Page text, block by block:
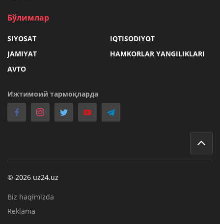
Бўлимлар
SIYOSAT
IQTISODIYOT
JAMIYAT
HAMKORLAR YANGILIKLARI
AVTO
Ижтимоий тармоқларда
© 2026 uz24.uz
Biz haqimizda
Reklama